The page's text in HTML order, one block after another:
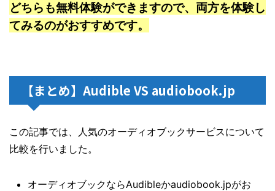
どちらも無料体験ができますので、両方を体験し
てみるのがおすすめです。
【まとめ】Audible VS audiobook.jp
この記事では、人気のオーディオブックサービスについて
比較を行いました。
オーディオブックならAudibleかaudiobook.jpがお